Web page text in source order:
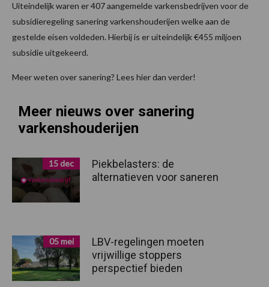
Uiteindelijk waren er 407 aangemelde varkensbedrijven voor de
subsidieregeling sanering varkenshouderijen welke aan de
gestelde eisen voldeden. Hierbij is er uiteindelijk €455 miljoen
subsidie uitgekeerd.
Meer weten over sanering? Lees hier dan verder!
Meer nieuws over sanering
varkenshouderijen
15 dec
Piekbelasters: de
alternatieven voor saneren
05 mei
LBV-regelingen moeten
vrijwillige stoppers
perspectief bieden